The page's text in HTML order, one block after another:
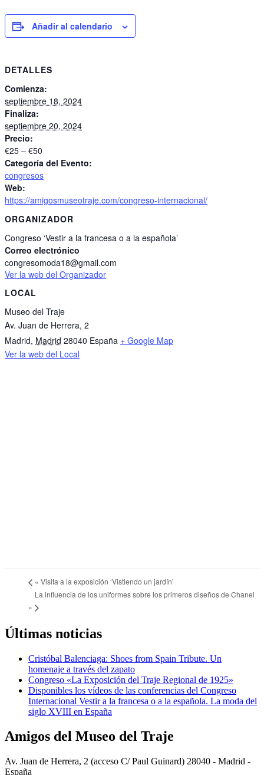
Añadir al calendario
DETALLES
Comienza:
septiembre 18, 2024
Finaliza:
septiembre 20, 2024
Precio:
€25 – €50
Categoría del Evento:
congresos
Web:
https://amigosmuseotraje.com/congreso-internacional/
ORGANIZADOR
Congreso ‘Vestir a la francesa o a la española’
Correo electrónico
congresomoda18@gmail.com
Ver la web del Organizador
LOCAL
Museo del Traje
Av. Juan de Herrera, 2
Madrid, Madrid 28040 España + Google Map
Ver la web del Local
« Visita a la exposición ‘Vistiendo un jardín’
La influencia de los uniformes sobre los primeros diseños de Chanel
»
Últimas noticias
Cristóbal Balenciaga: Shoes from Spain Tribute. Un
homenaje a través del zapato
Congreso «La Exposición del Traje Regional de 1925»
Disponibles los vídeos de las conferencias del Congreso
Internacional Vestir a la francesa o a la española. La moda del
siglo XVIII en España
Amigos del Museo del Traje
Av. Juan de Herrera, 2 (acceso C/ Paul Guinard) 28040 - Madrid -
España